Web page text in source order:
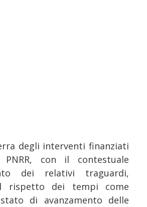
degli interventi finanziati
con il contestuale
dei relativi traguardi,
rispetto dei tempi come
di avanzamento delle